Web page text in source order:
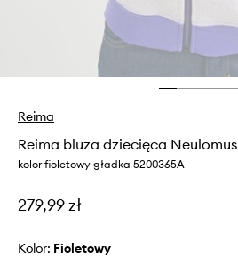
Reima
Reima bluza dziecięca Neulomus
kolor fioletowy gładka 5200365A
279,99 zł
Kolor: fioletowy